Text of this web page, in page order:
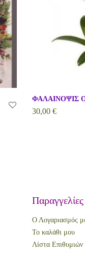
ΦΑΛΑΙΝΟΨΙΣ
30,00 €
Παραγγελίες
Ο Λογαριασμός
Το καλάθι μου
Λίστα Επιθυμιών